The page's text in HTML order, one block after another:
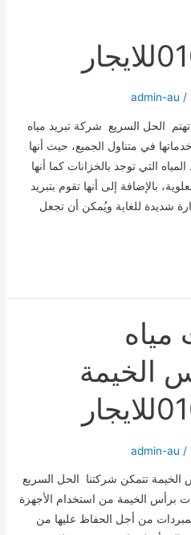
/
admin-au
الحل السريع شركة تبريد مياه
في متناول الجميع، حيث أنها
التي توجد بالخزانات كما أنها
بالإضافة إلى أنها تقوم بتبريد
شديدة للغاية ويُمكن أن تجعل
مياه
الخيمة
/
admin-au
الخيمة تتمكن شركتنا الحل السريع
برأس الخيمة من استخدام الأجهزة
من أجل الحفاظ عليها من